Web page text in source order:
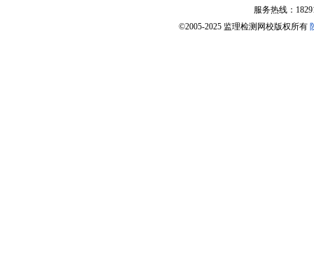
服务热线：
©2005-2025 监理检测网校版权所有